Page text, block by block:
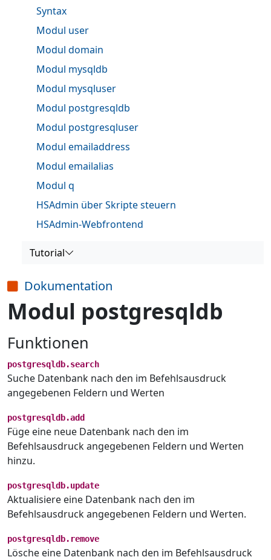
Syntax
Modul user
Modul domain
Modul mysqldb
Modul mysqluser
Modul postgresqldb
Modul postgresqluser
Modul emailaddress
Modul emailalias
Modul q
HSAdmin über Skripte steuern
HSAdmin-Webfrontend
Tutorial
Dokumentation
Modul postgresqldb
Funktionen
postgresqldb.search
Suche Datenbank nach den im Befehlsausdruck
angegebenen Feldern und Werten
postgresqldb.add
Füge eine neue Datenbank nach den im
Befehlsausdruck angegebenen Feldern und Werten
hinzu.
postgresqldb.update
Aktualisiere eine Datenbank nach den im
Befehlsausdruck angegebenen Feldern und Werten.
postgresqldb.remove
Lösche eine Datenbank nach den im Befehlsausdruck